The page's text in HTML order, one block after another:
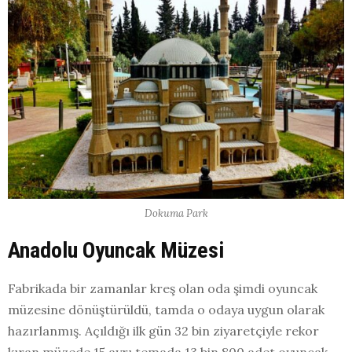
Dokuma Park
Anadolu Oyuncak Müzesi
Fabrikada bir zamanlar kreş olan oda şimdi oyuncak
müzesine dönüştürüldü, tamda o odaya uygun olarak
hazırlanmış. Açıldığı ilk gün 32 bin ziyaretçiyle rekor